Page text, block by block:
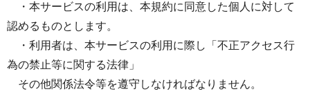
・本サービスの利用は、本規約に同意した個人に対して
認めるものとします。
・利用者は、本サービスの利用に際し「不正アクセス行
為の禁止等に関する法律」
その他関係法令等を遵守しなければなりません。